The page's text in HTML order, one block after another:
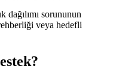
dağılımı sorununun
veya hedefli